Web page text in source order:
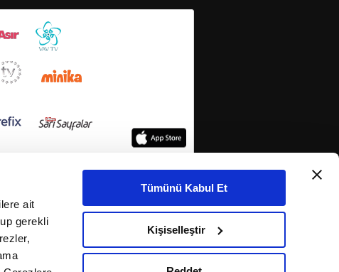
ait
gerekli
Tümünü Kabul Et
Kişiselleştir